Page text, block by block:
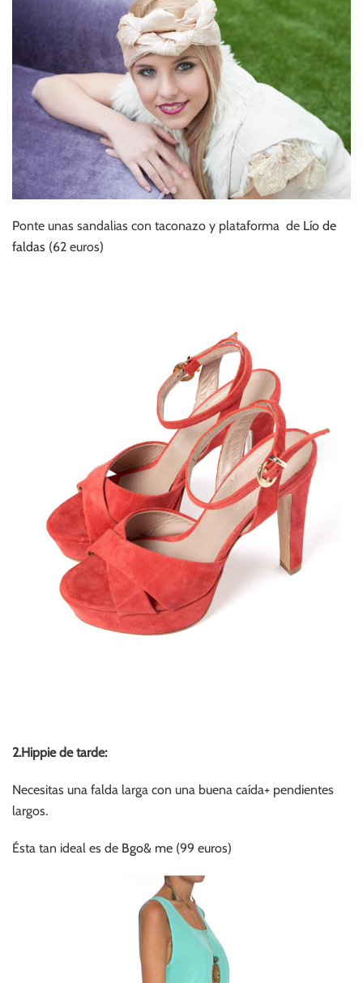
Ponte unas sandalias con taconazo y plataforma de Lío de
faldas (62 euros)
2.Hippie de tarde:
Necesitas una falda larga con una buena caída+ pendientes
largos.
Ésta tan ideal es de Bgo& me (99 euros)